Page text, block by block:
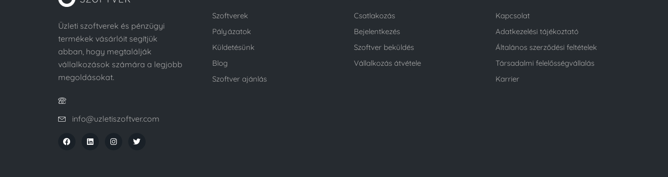
Üzleti szoftverek és pénzügyi
termékek vásárlóit segítjük
abban, hogy megtalálják
vállalkozások számára a legjobb
megoldásokat.
info@uzletiszoftver.com
Szoftverek
Pályázatok
Küldetésünk
Blog
Szoftver ajánlás
Csatlakozás
Bejelentkezés
Szoftver beküldés
Vállalkozás átvétele
Kapcsolat
Adatkezelési tájékoztató
Általános szerződési feltételek
Társadalmi felelősségvállalás
Karrier